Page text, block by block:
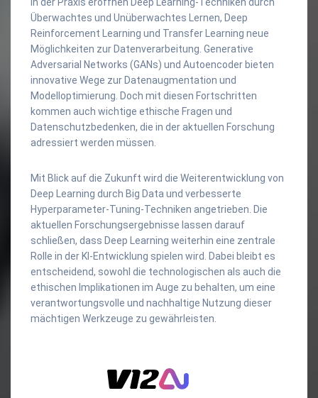
Überwachtes und Unüberwachtes Lernen, Deep
Reinforcement Learning und Transfer Learning neue
Möglichkeiten zur Datenverarbeitung. Generative
Adversarial Networks (GANs) und Autoencoder bieten
innovative Wege zur Datenaugmentation und
Modelloptimierung. Doch mit diesen Fortschritten
kommen auch wichtige ethische Fragen und
Datenschutzbedenken, die in der aktuellen Forschung
adressiert werden müssen.
Mit Blick auf die Zukunft wird die Weiterentwicklung von
Deep Learning durch Big Data und verbesserte
Hyperparameter-Tuning-Techniken angetrieben. Die
aktuellen Forschungsergebnisse lassen darauf
schließen, dass Deep Learning weiterhin eine zentrale
Rolle in der KI-Entwicklung spielen wird. Dabei bleibt es
entscheidend, sowohl die technologischen als auch die
ethischen Implikationen im Auge zu behalten, um eine
verantwortungsvolle und nachhaltige Nutzung dieser
mächtigen Werkzeuge zu gewährleisten.